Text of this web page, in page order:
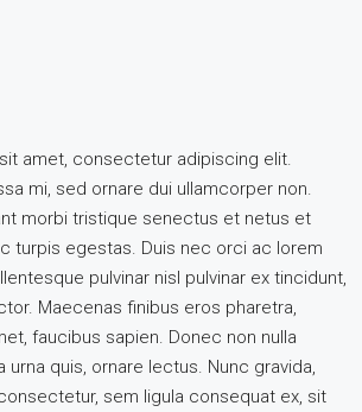
amet, consectetur adipiscing elit.
mi, sed ornare dui ullamcorper non.
morbi tristique senectus et netus et
turpis egestas. Duis nec orci ac lorem
pulvinar nisl pulvinar ex tincidunt,
Maecenas finibus eros pharetra,
faucibus sapien. Donec non nulla
urna quis, ornare lectus. Nunc gravida,
sem ligula consequat ex, sit